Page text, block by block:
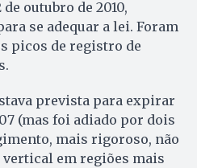
outubro de 2010,
se adequar a lei. Foram
picos de registro de
prevista para expirar
(mas foi adiado por dois
mais rigoroso, não
em regiões mais